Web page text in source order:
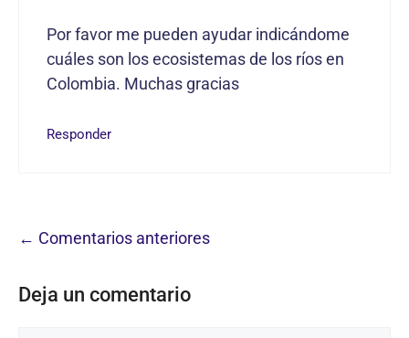
Por favor me pueden ayudar indicándome
cuáles son los ecosistemas de los ríos en
Colombia. Muchas gracias
Responder
Navegación
comentarios
← Comentarios anteriores
Deja un comentario